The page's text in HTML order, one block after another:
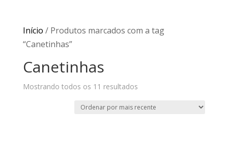
Início / Produtos marcados com a tag
“Canetinhas”
Canetinhas
Mostrando todos os 11 resultadosClassificado